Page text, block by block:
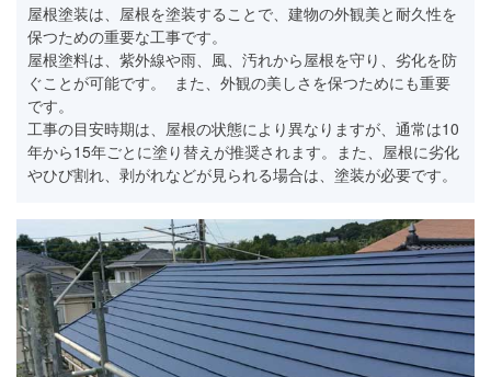
屋根塗装は、屋根を塗装することで、建物の外観美と耐久性を
保つための重要な工事です。
屋根塗料は、紫外線や雨、風、汚れから屋根を守り、劣化を防
ぐことが可能です。 また、外観の美しさを保つためにも重要
です。
工事の目安時期は、屋根の状態により異なりますが、通常は10
年から15年ごとに塗り替えが推奨されます。また、屋根に劣化
やひび割れ、剥がれなどが見られる場合は、塗装が必要です。